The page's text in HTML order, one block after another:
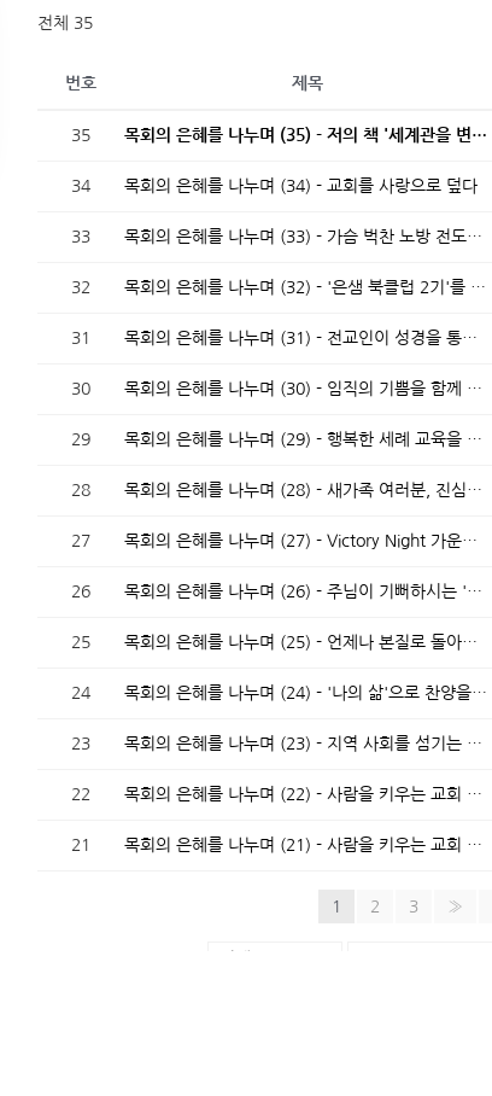
전체 35
번호 제목
35 목회의 은혜를 나누며 (35) - 저의 책 '세계관을 변화시키는 크리스천 북클럽'이 출간되었습니다.
34 목회의 은혜를 나누며 (34) - 교회를 사랑으로 덮다
33 목회의 은혜를 나누며 (33) - 가슴 벅찬 노방 전도를 감사드리며
32 목회의 은혜를 나누며 (32) - '은샘 북클럽 2기'를 마치며
31 목회의 은혜를 나누며 (31) - 전교인이 성경을 통독하는 행복한 2026년을 기대합니다
30 목회의 은혜를 나누며 (30) - 임직의 기쁨을 함께 누리며
29 목회의 은혜를 나누며 (29) - 행복한 세례 교육을 은혜 가운데 마쳤습니다
28 목회의 은혜를 나누며 (28) - 새가족 여러분, 진심으로 환영합니다
27 목회의 은혜를 나누며 (27) - Victory Night 가운데 은혜가 임하다
26 목회의 은혜를 나누며 (26) - 주님이 기뻐하시는 '바로 교 교회'를 꿈꾸며
25 목회의 은혜를 나누며 (25) - 언제나 본질로 돌아가는 교회를 꿈꾸며 / 솔라시리즈
24 목회의 은혜를 나누며 (24) - '나의 삶'으로 찬양을 올려 드립니다
23 목회의 은혜를 나누며 (23) - 지역 사회를 섬기는 아름다운 교회
22 목회의 은혜를 나누며 (22) - 사람을 키우는 교회 2 with 김OO 집사님
21 목회의 은혜를 나누며 (21) - 사람을 키우는 교회 1 with 이OO 집사님
1 2 3 »